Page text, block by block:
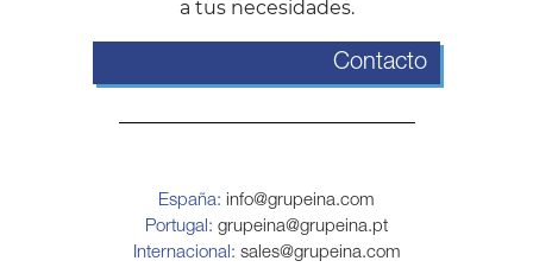
a tus necesidades.
Contacto
España: info@grupeina.com
Portugal: grupeina@grupeina.pt
Internacional: sales@grupeina.com